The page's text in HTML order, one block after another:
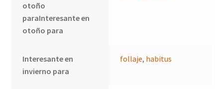
otoño
paraInteresante en
otoño para
Interesante en
invierno para
follaje, habitus